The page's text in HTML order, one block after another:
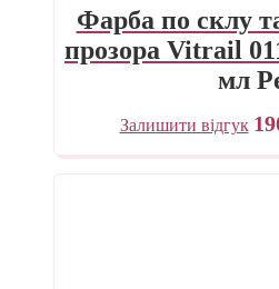
Фарба по склу
прозора Vitrail
мл
Залишити відгук